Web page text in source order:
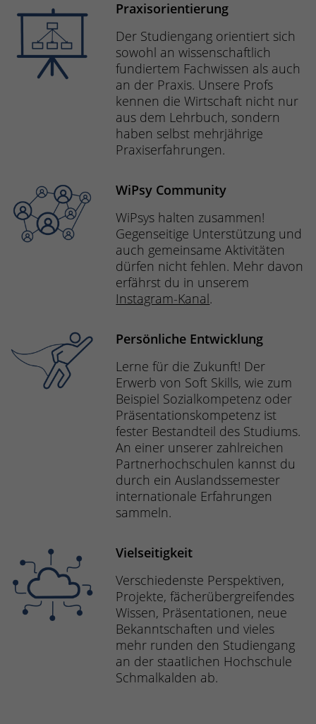
Praxisorientierung
Der Studiengang orientiert sich
sowohl an wissenschaftlich
fundiertem Fachwissen als auch
an der Praxis. Unsere Profs
kennen die Wirtschaft nicht nur
aus dem Lehrbuch, sondern
haben selbst mehrjährige
Praxiserfahrungen.
WiPsy Community
WiPsys halten zusammen!
Gegenseitige Unterstützung und
auch gemeinsame Aktivitäten
dürfen nicht fehlen. Mehr davon
erfährst du in unserem
Instagram-Kanal.
Persönliche Entwicklung
Lerne für die Zukunft! Der
Erwerb von Soft Skills, wie zum
Beispiel Sozialkompetenz oder
Präsentationskompetenz ist
fester Bestandteil des Studiums.
An einer unserer zahlreichen
Partnerhochschulen kannst du
durch ein Auslandssemester
internationale Erfahrungen
sammeln.
Vielseitigkeit
Verschiedenste Perspektiven,
Projekte, fächerübergreifendes
Wissen, Präsentationen, neue
Bekanntschaften und vieles
mehr runden den Studiengang
an der staatlichen Hochschule
Schmalkalden ab.